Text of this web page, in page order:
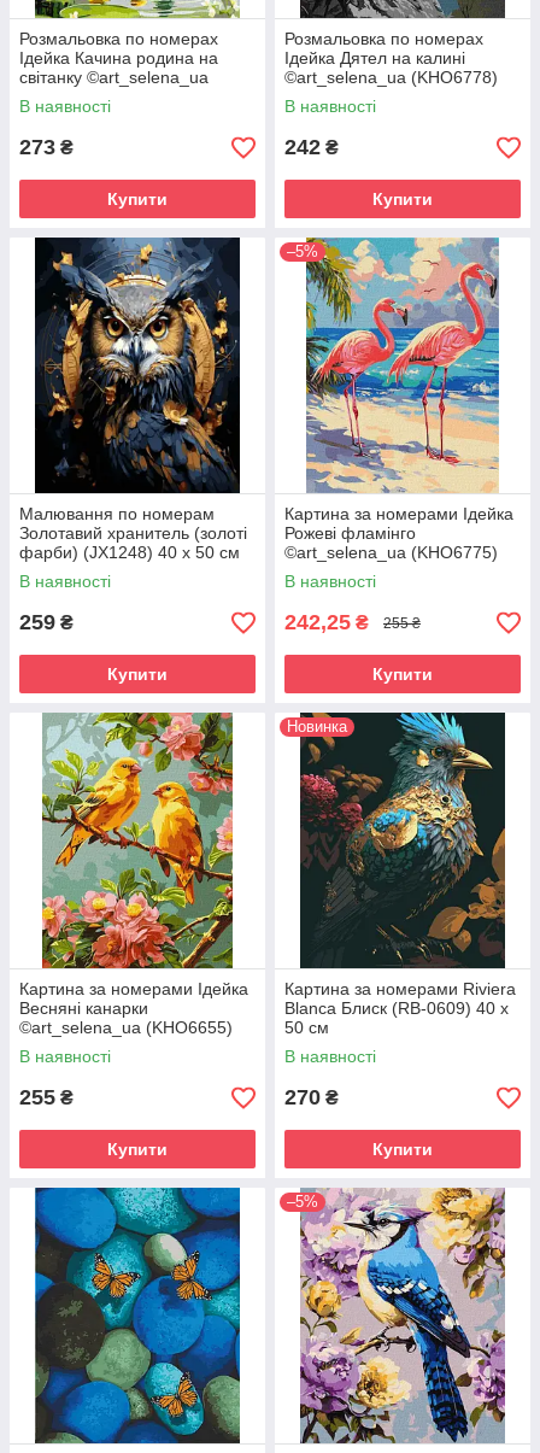
Розмальовка по номерах
Ідейка Качина родина на
світанку ©art_selena_ua
(KHO6939) 40 х 50 см
В наявності
273 ₴
Купити
Розмальовка по номерах
Ідейка Дятел на калині
©art_selena_ua (KHO6778)
40 х 50 см
В наявності
242 ₴
Купити
Малювання по номерам
Золотавий хранитель (золоті
фарби) (JX1248) 40 х 50 см
В наявності
259 ₴
Купити
–5%
Картина за номерами Ідейка
Рожеві фламінго
©art_selena_ua (KHO6775)
30 х 40 см
В наявності
242,25 ₴ 255 ₴
Купити
Картина за номерами Ідейка
Весняні канарки
©art_selena_ua (KHO6655)
30 х 40 см
В наявності
255 ₴
Купити
Новинка
Картина за номерами Riviera
Blanca Блиск (RB-0609) 40 х
50 см
В наявності
270 ₴
Купити
–5%